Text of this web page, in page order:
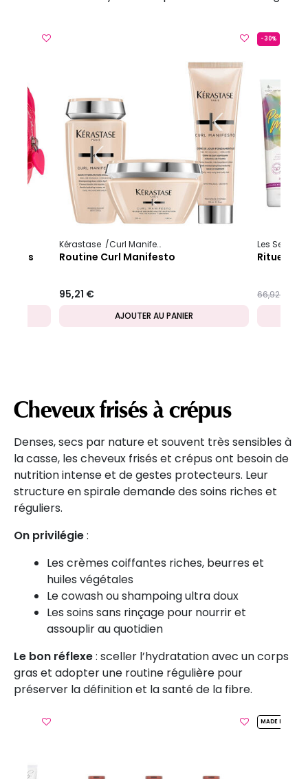
Kérastase Curl Manifesto
Routine Curl Manifesto
95,21 €
AJOUTER AU PANIER
-30%
Les Secrets
Rituel
Prix ​​réduit de
66,92 €
Cheveux frisés à crépus
Denses, secs par nature et souvent très sensibles à
la casse, les cheveux frisés et crépus ont besoin de
nutrition intense et de gestes protecteurs. Leur
structure en spirale demande des soins riches et
réguliers.
On privilégie:
Les crèmes coiffantes riches, beurres et
huiles végétales
Le cowash ou shampoing ultra doux
Les soins sans rinçage pour nourrir et
assouplir au quotidien
Le bon réflexe: sceller l’hydratation avec un corps
gras et adopter une routine régulière pour
préserver la définition et la santé de la fibre.
MADE IN